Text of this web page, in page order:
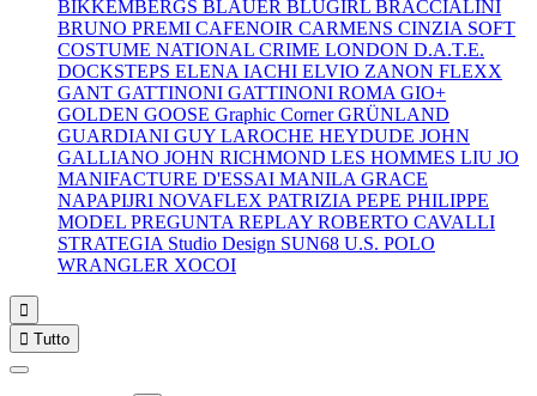
BIKKEMBERGS BLAUER BLUGIRL BRACCIALINI
BRUNO PREMI CAFENOIR CARMENS CINZIA SOFT
COSTUME NATIONAL CRIME LONDON D.A.T.E.
DOCKSTEPS ELENA IACHI ELVIO ZANON FLEXX
GANT GATTINONI GATTINONI ROMA GIO+
GOLDEN GOOSE Graphic CornerGRÜNLAND
GUARDIANI GUY LAROCHE HEYDUDE JOHN
GALLIANO JOHN RICHMOND LES HOMMES LIU JO
MANIFACTURE D'ESSAI MANILA GRACE
NAPAPIJRI NOVAFLEX PATRIZIA PEPE PHILIPPE
MODEL PREGUNTA REPLAY ROBERTO CAVALLI
STRATEGIA Studio Design SUN68 U.S. POLO
WRANGLER XOCOI

 Tutto